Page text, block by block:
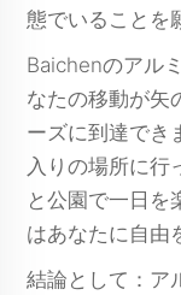
態でいることを
Baichenのアル
なたの移動が矢
ーズに到達でき
入りの場所に行
と公園で一日を
はあなたに自由
結論として：ア